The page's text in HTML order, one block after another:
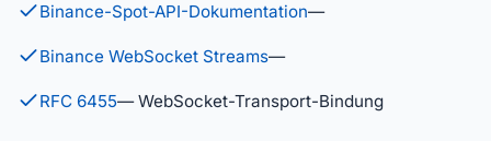
Binance-Spot-API-Dokumentation—
Binance WebSocket Streams—
RFC 6455— WebSocket-Transport-Bindung